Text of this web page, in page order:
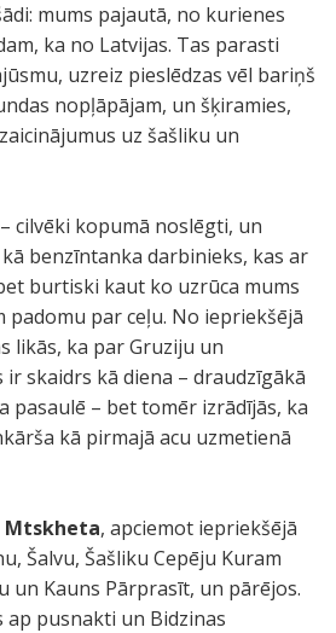
mums pajautā, no kurienes
ka no Latvijas. Tas parasti
uzreiz pieslēdzas vēl bariņš
nopļāpājam, un šķiramies,
uz šašliku un
cilvēki kopumā noslēgti, un
benzīntanka darbinieks, kas ar
burtiski kaut ko uzrūca mums
padomu par ceļu. No iepriekšējā
likās, ka par Gruziju un
skaidrs kā diena – draudzīgākā
pasaulē – bet tomēr izrādījās, ka
kā pirmajā acu uzmetienā
Mtskheta, apciemot iepriekšējā
Šalvu, Šašliku Cepēju Kuram
un Kauns Pārprasīt, un pārējos.
pusnakti un Bidzinas